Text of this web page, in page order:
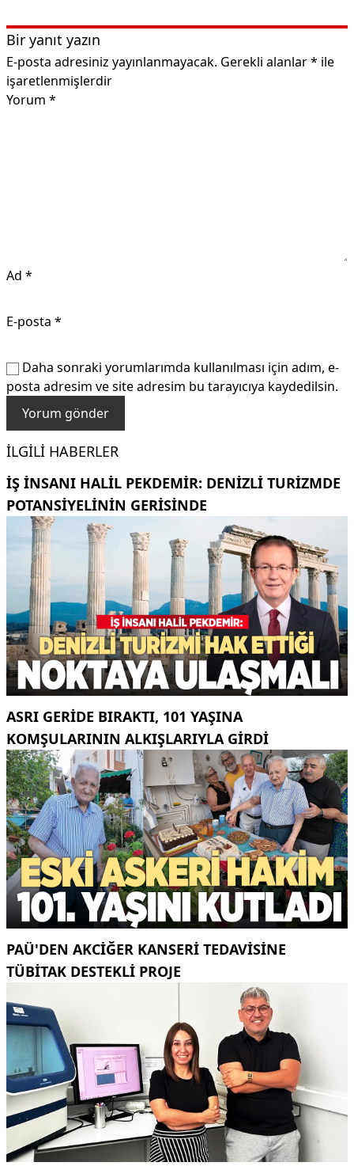
Bir yanıt yazın
E-posta adresiniz yayınlanmayacak. Gerekli alanlar* ile
işaretlenmişlerdir
Yorum *
Ad *
E-posta *
Daha sonraki yorumlarımda kullanılması için adım, e-
posta adresim ve site adresim bu tarayıcıya kaydedilsin.
İLGILI HABERLER
İŞ INSANI HALIL PEKDEMIR: DENIZLI TURIZMDE
POTANSIYELININ GERISINDE
ASRI GERIDE BIRAKTI, 101 YAŞINA
KOMŞULARININ ALKIŞLARIYLA GIRDI
PAÜ'DEN AKCİĞER KANSERİ TEDAVİSİNE
TÜBİTAK DESTEKLİ PROJE